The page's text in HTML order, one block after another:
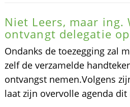
Niet Leers, maar ing.
ontvangt delegatie
Ondanks de toezegging zal
zelf de verzamelde
ontvangst nemen.Volgens
laat zijn overvolle agenda